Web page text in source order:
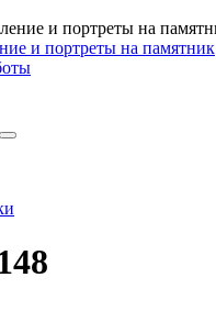
и портреты на памятник